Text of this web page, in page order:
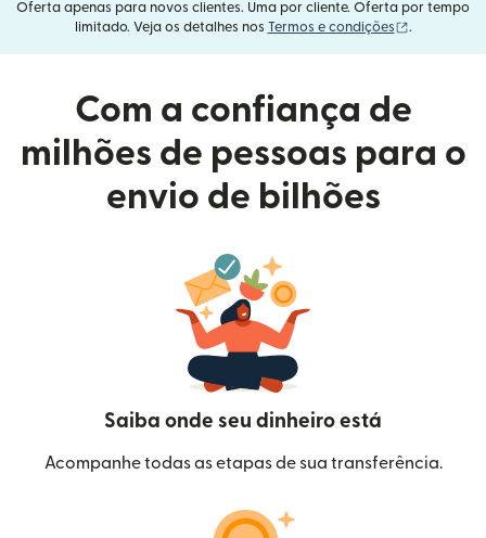
Oferta apenas para novos clientes. Uma por cliente. Oferta por tempo
limitado. Veja os detalhes nos Termos e condições (abre em
.
Com a confiança de
milhões de pessoas para o
envio de bilhões
Saiba onde seu dinheiro está
Acompanhe todas as etapas de sua transferência.